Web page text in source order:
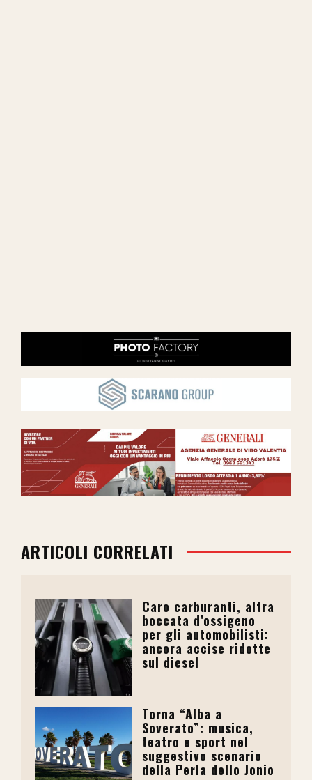
ARTICOLI CORRELATI
Caro carburanti, altra
boccata d’ossigeno
per gli automobilisti:
ancora accise ridotte
sul diesel
Torna “Alba a
Soverato”: musica,
teatro e sport nel
suggestivo scenario
della Perla dello Jonio